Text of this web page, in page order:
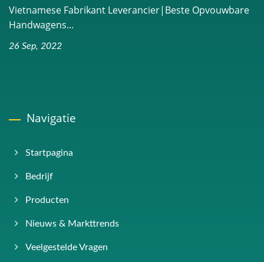
Vietnamese Fabrikant Leverancier|Beste Opvouwbare
Handwagens...
26 Sep, 2022
Navigatie
Startpagina
Bedrijf
Producten
Nieuws & Markttrends
Veelgestelde Vragen